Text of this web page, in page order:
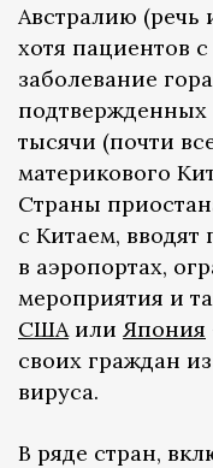
Австралию (речь
хотя пациентов
заболевание
тысячи (почти
материкового
Страны
с Китаем,
в аэропортах,
мероприятия и
СШАили Япония
своих граждан
вируса.
В ряде стран,